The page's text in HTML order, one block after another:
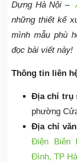
Dựng Hà Nội –
những thiết kế
mình mẫu phù
đọc bài viết này!
Thông tin liên
Địa chỉ trụ
phường
Địa chỉ
Điện Biên
Đình, TP